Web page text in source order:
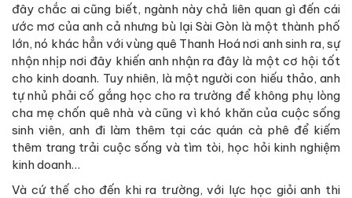
đây chắc ai cũng biết, ngành này chả liên quan gì đến cái
ước mơ của anh cả nhưng bù lại Sài Gòn là một thành phố
lớn, nó khác hẳn với vùng quê Thanh Hoá nơi anh sinh ra, sự
nhộn nhịp nơi đây khiến anh nhận ra đây là một cơ hội tốt
cho kinh doanh. Tuy nhiên, là một người con hiếu thảo, anh
tự nhủ phải cố gắng học cho ra trường để không phụ lòng
cha mẹ chốn quê nhà và cũng vì khó khăn của cuộc sống
sinh viên, anh đi làm thêm tại các quán cà phê để kiếm
thêm trang trải cuộc sống và tìm tòi, học hỏi kinh nghiệm
kinh doanh…
Và cứ thế cho đến khi ra trường, với lực học giỏi anh thi